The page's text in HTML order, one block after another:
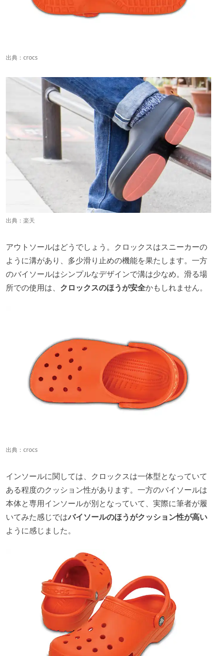
出典： crocs
出典： 楽天
アウトソールはどうでしょう。クロックスはスニーカーの
ように溝があり、多少滑り止めの機能を果たします。一方
のバイソールはシンプルなデザインで溝は少なめ。滑る場
所での使用は、 クロックスのほうが安全かもしれません。
出典： crocs
インソールに関しては、クロックスは一体型となっていて
ある程度のクッション性があります。一方のバイソールは
本体と専用インソールが別となっていて、実際に筆者が履
いてみた感じではバイソールのほうがクッション性が高い
ように感じました。